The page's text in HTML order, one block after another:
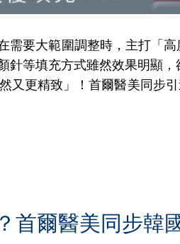
需要大範圍調整時，主打「
針等填充方式雖然效果明顯，
又更精致」！首爾醫美同步
爾醫美同步韓